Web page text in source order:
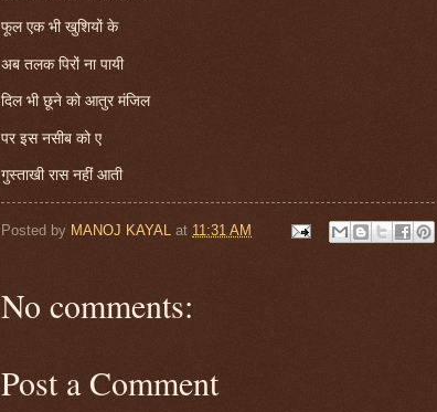
फूल एक भी खुशियों के
अब तलक पिरों ना पायी
दिल भी छूने को आतुर मंजिल
पर इस नसीब को ए
गुस्ताखी रास नहीं आती
Posted by MANOJ KAYAL at 11:31 AM
No comments:
Post a Comment